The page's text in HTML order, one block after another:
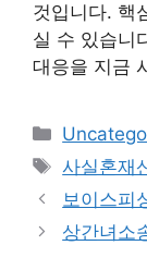
것입니다. 핵
실 수 있습니
대응을 지금
Tags
사실혼재
보이스피
상간녀소